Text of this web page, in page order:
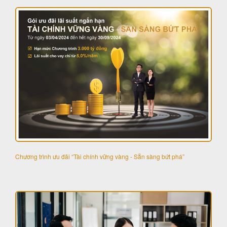
Chương trình ưu đãi “Tài chính vững vàng - Sẵn sàng bứt phá”